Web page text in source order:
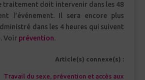
traitement doit intervenir dans les 48
l’événement. Il sera encore plus
dans les 4 heures qui suivent
Voir prévention.
Article(s) connexe(s) :
Travail du sexe, prévention et accès aux